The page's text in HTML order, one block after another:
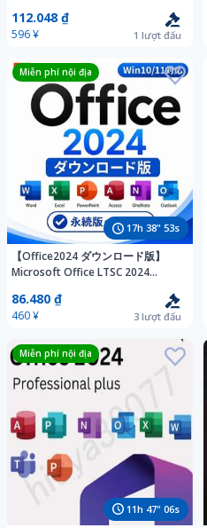
超充実 - 合計15台 - Win+Macに対
応
112.048 ₫
596 ¥ 1 lượt đấu
17h 38" 51s
Miễn phí nội địa
【Office2024 ダウンロード版】
Microsoft Office LTSC 2024
正規 オフィス2024 認証保証 手順
書あり
86.480 ₫
460 ¥ 3 lượt đấu
11h 47" 04s
Miễn phí nội địa